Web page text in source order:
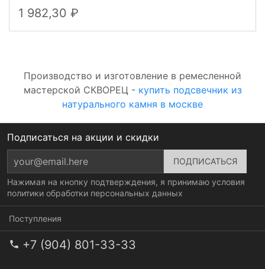
1 982,30
Производство и изготовление в ремесленной
мастерской СКВОРЕЦ - купить подсвечник из
натурального камня в москве
Подписаться на акции и скидки
Нажимая на кнопку подтверждения, я принимаю условия
политики обработки персональных данных
Поступления
+7 (904) 801-33-33